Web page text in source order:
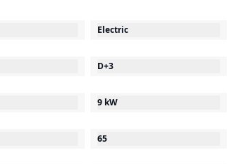
Electric
D+3
9 kW
65